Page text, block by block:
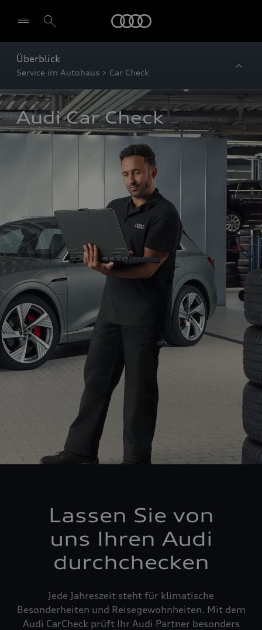
Überblick
Service im Autohaus > Car Check
Audi Car Check
Lassen Sie von
uns Ihren Audi
durchchecken
Jede Jahreszeit steht für klimatische
Besonderheiten und Reisegewohnheiten. Mit dem
Audi CarCheck prüft Ihr Audi Partner besonders